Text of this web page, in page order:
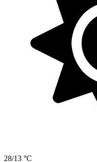
28/13 °C